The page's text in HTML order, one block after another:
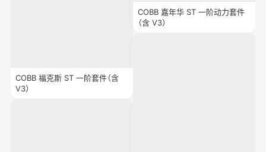
COBB 福克斯 ST 一阶套件（含
V3）
COBB 嘉年华 ST 一阶动力套件
（含 V3）